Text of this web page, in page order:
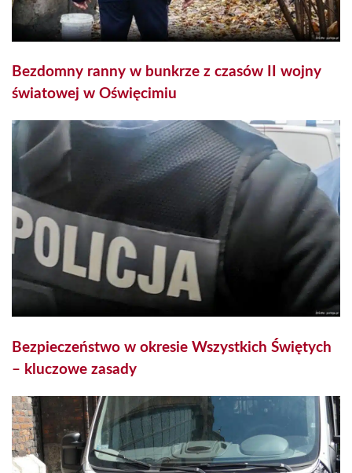
Bezdomny ranny w bunkrze z czasów II wojny
światowej w Oświęcimiu
Bezpieczeństwo w okresie Wszystkich Świętych
– kluczowe zasady